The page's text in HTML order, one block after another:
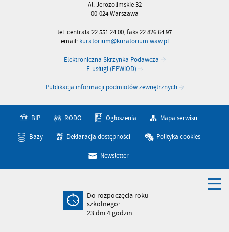
Al. Jerozolimskie 32
00-024 Warszawa
tel. centrala 22 551 24 00, faks 22 826 64 97
email: kuratorium@kuratorium.waw.pl
Elektroniczna Skrzynka Podawcza
E-usługi (EPWiOD)
Publikacja informacji podmiotów zewnętrznych
BIP RODO Ogłoszenia Mapa serwisu
Bazy Deklaracja dostępności Polityka cookies
Newsletter
Do rozpoczęcia roku
szkolnego:
23dni4godzin